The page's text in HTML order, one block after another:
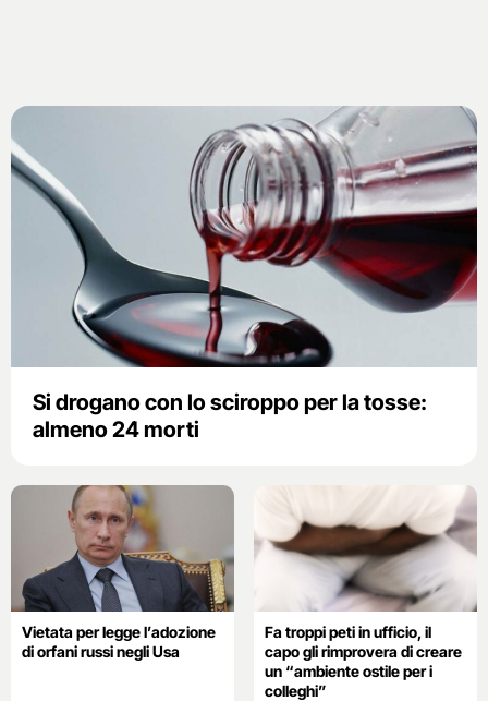
Si drogano con lo sciroppo per la tosse:
almeno 24 morti
Vietata per legge l’adozione
di orfani russi negli Usa
Fa troppi peti in ufficio, il
capo gli rimprovera di creare
un “ambiente ostile per i
colleghi”